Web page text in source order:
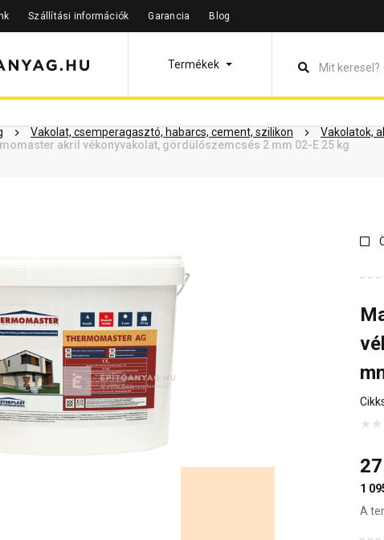
Szállítási információk Garancia Blog
Termékek
Vakolat, csemperagasztó, habarcs, cement, szilikon Vakolatok,
akril vékonyvakolat, gördülőszemcsés 2 mm 02-E 25 kg
lehet rá Részletes leírás Termékinformáció
1
A